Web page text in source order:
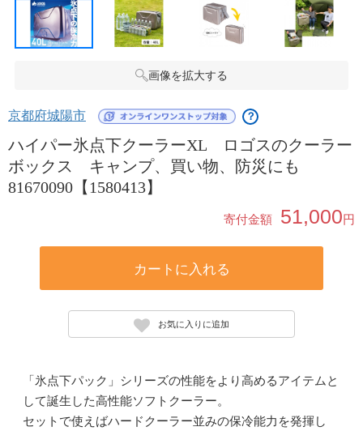
画像を拡大する
京都府城陽市 ？
ハイパー氷点下クーラーXL ロゴスのクーラー
ボックス キャンプ、買い物、防災にも
81670090【1580413】
寄付金額 51,000円
カートに入れる
お気に入りに追加
「氷点下パック」シリーズの性能をより高めるアイテムと
して誕生した高性能ソフトクーラー。
セットで使えばハードクーラー並みの保冷能力を発揮し